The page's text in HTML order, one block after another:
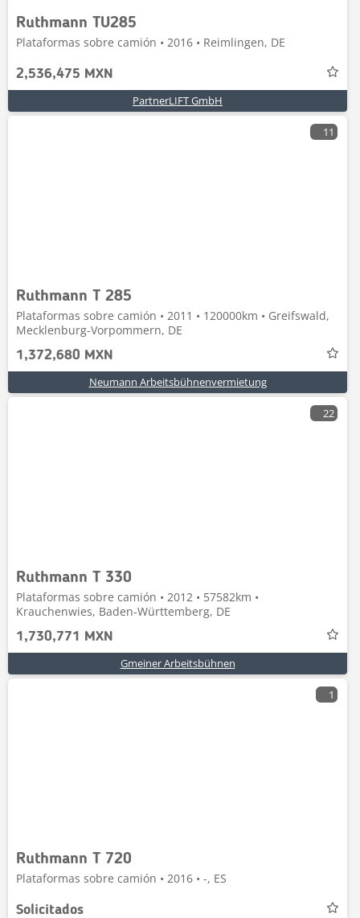
Ruthmann TU285
Plataformas sobre camión • 2016 • Reimlingen, DE
2,536,475 MXN
PartnerLIFT GmbH
11
Ruthmann T 285
Plataformas sobre camión • 2011 • 120000km • Greifswald,
Mecklenburg-Vorpommern, DE
1,372,680 MXN
Neumann Arbeitsbühnenvermietung
22
Ruthmann T 330
Plataformas sobre camión • 2012 • 57582km •
Krauchenwies, Baden-Württemberg, DE
1,730,771 MXN
Gmeiner Arbeitsbühnen
1
Ruthmann T 720
Plataformas sobre camión • 2016 • -, ES
Solicitados